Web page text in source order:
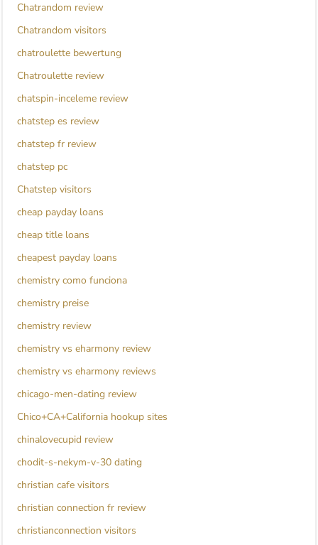
Chatrandom review
Chatrandom visitors
chatroulette bewertung
Chatroulette review
chatspin-inceleme review
chatstep es review
chatstep fr review
chatstep pc
Chatstep visitors
cheap payday loans
cheap title loans
cheapest payday loans
chemistry como funciona
chemistry preise
chemistry review
chemistry vs eharmony review
chemistry vs eharmony reviews
chicago-men-dating review
Chico+CA+California hookup sites
chinalovecupid review
chodit-s-nekym-v-30 dating
christian cafe visitors
christian connection fr review
christianconnection visitors